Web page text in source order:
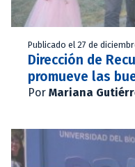
Publicado el 27 de
Dirección de
promueve las
Por Mariana